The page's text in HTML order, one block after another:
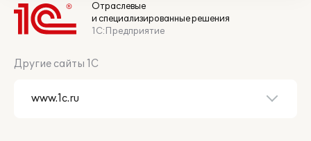
Отраслевые
и специализированные решения
1С:Предприятие
Другие сайты 1С